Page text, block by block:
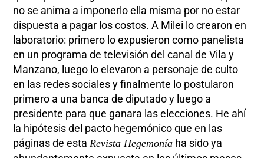
no se anima a imponerlo ella misma por no estar
dispuesta a pagar los costos. A Milei lo crearon en
laboratorio: primero lo expusieron como panelista
en un programa de televisión del canal de Vila y
Manzano, luego lo elevaron a personaje de culto
en las redes sociales y finalmente lo postularon
primero a una banca de diputado y luego a
presidente para que ganara las elecciones. He ahí
la hipótesis del pacto hegemónico que en las
páginas de esta Revista Hegemonía ha sido ya